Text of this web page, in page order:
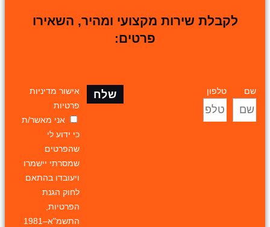
לקבלת שירות מקצועי ומהיר, השאירו
פרטים:
שם טלפון
אישור מדיניות
פרטיות
אני מאשר/ת
כי ידוע לי
שהפרטים
שמסרתי יישמרו
ויעובדו בהתאם
לחוק הגנת
הפרטיות,
התשמ"א–1981
שלח